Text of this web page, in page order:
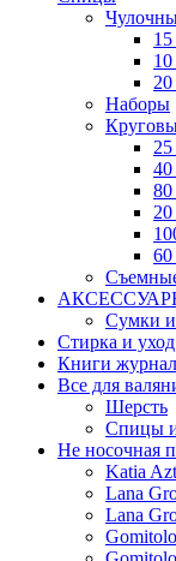
Наборы
Сумки
Стирка и уход
Книги
Все для
Шерсть
Спицы
Не носочная
Katia
Lana
Lana